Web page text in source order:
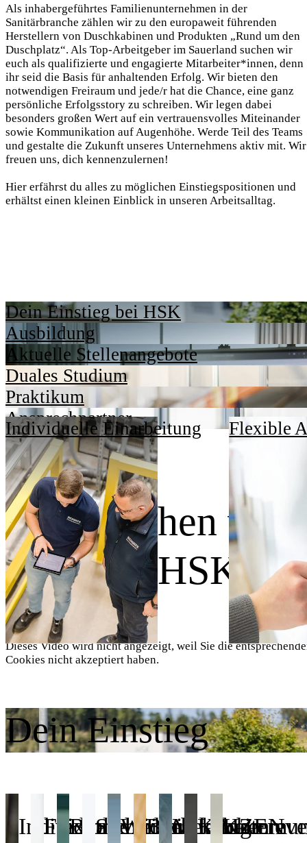
Als inhabergeführtes Familienunternehmen in der
Sanitärbranche zählen wir zu den europaweit führenden
Herstellern von Duschkabinen und Produkten „Rund um den
Duschplatz“. Als Top-Arbeitgeber im Sauerland suchen wir
euch als qualifizierte und engagierte Mitarbeiter*innen, denn
ihr seid die Basis für anhaltenden Erfolg. Wir bieten den
notwendigen Freiraum und jede/r hat die Chance, eine ganz
persönliche Erfolgsstory zu schreiben. Wir legen dabei
besonders großen Wert auf ein vertrauensvolles Miteinander
sowie Kommunikation auf Augenhöhe. Werde Teil des Teams
und gestalte die Zukunft unseres Unternehmens aktiv mit. Wir
freuen uns, dich kennenzulernen!
Hier erfährst du alles zu möglichen Einstiegspositionen und
erhältst einen kleinen Einblick in unseren Arbeitsalltag.
Dein Einstieg bei HSK
Ausbildung
Aktuelle Stellenangebote
Duales Studium
Praktikum
Ansprechpartner
Dafür stehen wir.
Wir sind HSK.
Dieses Video wird nicht angezeigt, weil Sie die
Cookies nicht akzeptiert haben.
Dein Einstieg
Individuelle Einarbeitung Flexible
Individuelle
Flexible
Betriebliches
Sicherheit
Weiterbildung
Betrieblicher
KAIZEN